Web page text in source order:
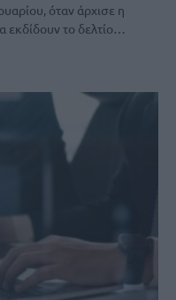
όταν άρχισε η
εκδίδουν το δελτίο…